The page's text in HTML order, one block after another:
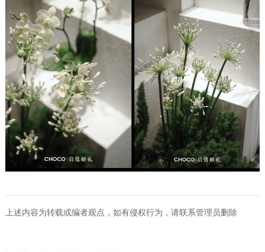
上述内容为转载或编者观点，如有侵权行为，请联系管理员删除